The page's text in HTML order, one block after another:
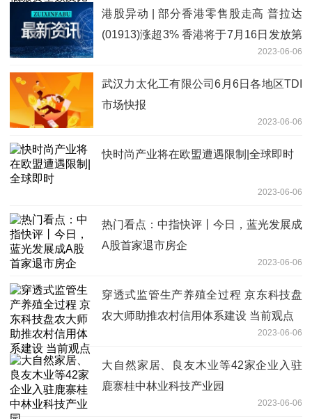
港股异动 | 部分香港零售股走高 普拉达
(01913)涨超3% 香港将于7月16日发放第
2023-06-06
武汉力太化工有限公司6月6日各地区TDI
市场快报
2023-06-06
快时尚产业将在欧盟遭遇限制|全球即时
2023-06-06
热门看点：中指快评丨今日，蓝光发展成
A股首家退市房企
2023-06-06
穿透式监管生产养殖全过程 京东科技盘
农大师助推农村信用体系建设 当前观点
2023-06-06
大自然家居、良友木业等42家企业入驻
鹿寨桂中林业科技产业园
2023-06-06